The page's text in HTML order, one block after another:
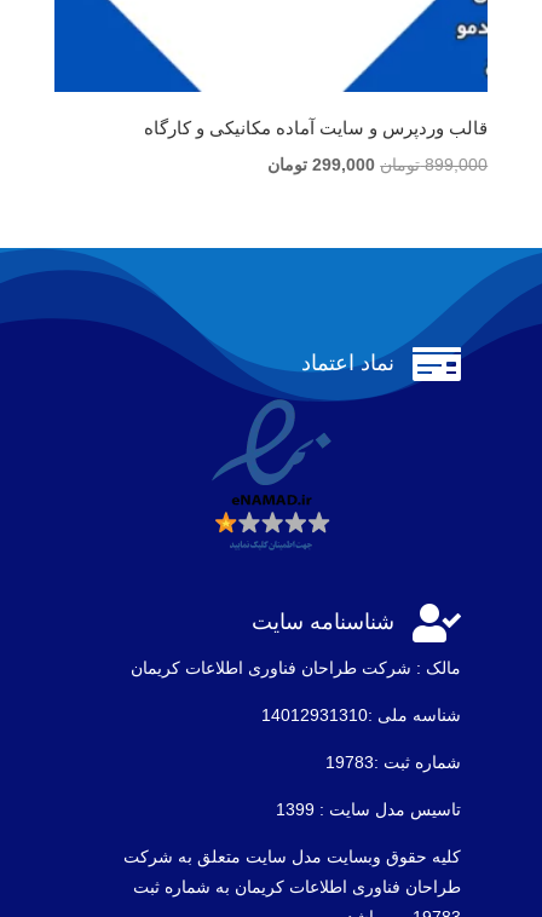
قالب وردپرس و سایت آماده مکانیکی و کارگاه
899,000 تومان قیمت
بود.
299,000 تومانقیمت
است.
 نماد اعتماد
 شناسنامه سایت
مالک : شرکت طراحان فناوری اطلاعات كريمان
شناسه ملی :14012931310
شماره ثبت :19783
تاسیس مدل سایت : 1399
کلیه حقوق وبسایت مدل سایت متعلق به شرکت
طراحان فناوری اطلاعات کریمان به شماره ثبت